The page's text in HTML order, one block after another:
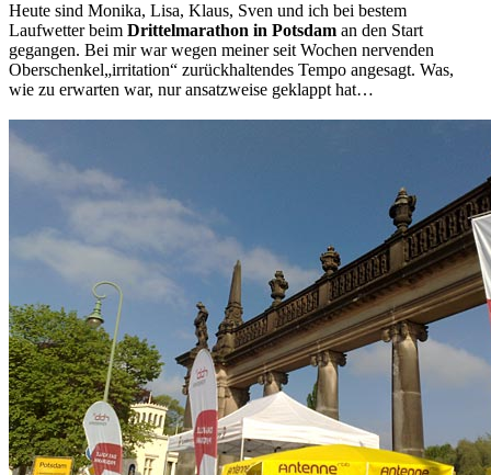
Heute sind Monika, Lisa, Klaus, Sven und ich bei bestem
Laufwetter beim Drittelmarathon in Potsdam an den Start
gegangen. Bei mir war wegen meiner seit Wochen nervenden
Oberschenkel„irritation“ zurückhaltendes Tempo angesagt. Was,
wie zu erwarten war, nur ansatzweise geklappt hat…